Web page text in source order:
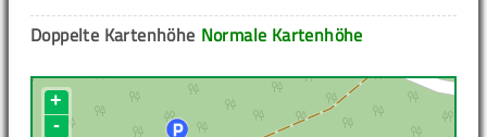
Normale Kartenhöhe
Doppelte Kartenhöhe
+
-